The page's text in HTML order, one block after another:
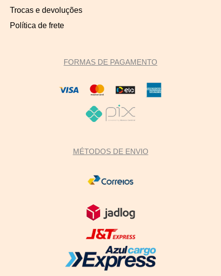
Trocas e devoluções
Política de frete
FORMAS DE PAGAMENTO
MÉTODOS DE ENVIO